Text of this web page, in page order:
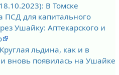
В Томске
ПСД для капитального
Ушайку: Аптекарского и
льдина, как и в
вновь появилась на Ушайке